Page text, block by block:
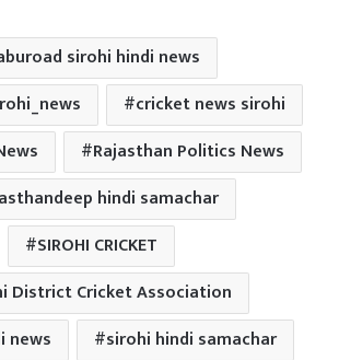
sirohi hindi news
cricket news sirohi
Rajasthan Politics News
hindi samachar
SIROHI CRICKET
District Cricket Association
news
sirohi hindi samachar